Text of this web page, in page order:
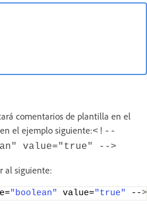
comentarios de plantilla en el
el ejemplo siguiente:<!--
value="true" -->
al siguiente:
"boolean" value="true" -->